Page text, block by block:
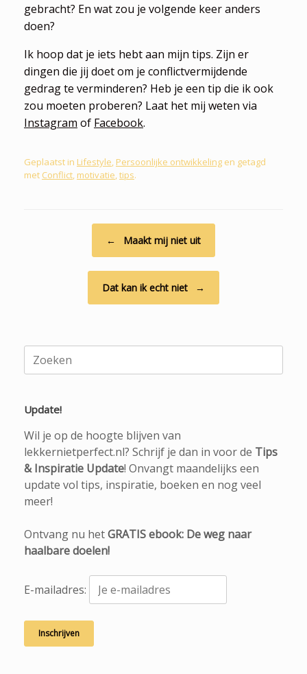
gebracht? En wat zou je volgende keer anders
doen?
Ik hoop dat je iets hebt aan mijn tips. Zijn er
dingen die jij doet om je conflictvermijdende
gedrag te verminderen? Heb je een tip die ik ook
zou moeten proberen? Laat het mij weten via
Instagram of Facebook.
Geplaatst in Lifestyle, Persoonlijke ontwikkeling en getagd
met Conflict, motivatie,tips.
← Maakt mij niet uit
Dat kan ik echt niet →
Zoeken
naar:
Update!
Wil je op de hoogte blijven van
lekkernietperfect.nl? Schrijf je dan in voor de Tips
& Inspiratie Update! Onvangt maandelijks een
update vol tips, inspiratie, boeken en nog veel
meer!
Ontvang nu hetGRATIS ebook: De weg naar
haalbare doelen!
E-mailadres: